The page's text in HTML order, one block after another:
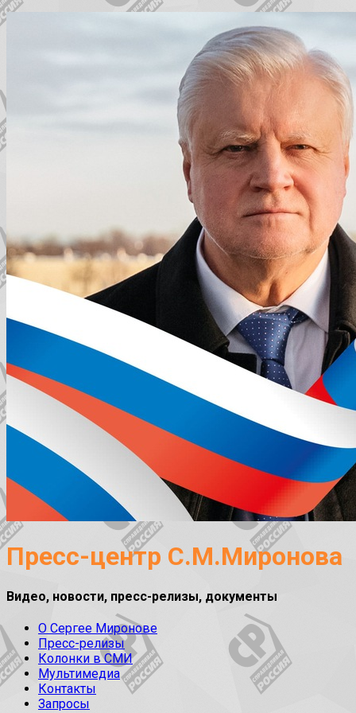
Пресс-центр С.М.Миронова
Видео, новости, пресс-релизы, документы
О Сергее Миронове
Пресс-релизы
Колонки в СМИ
Мультимедиа
Контакты
Запросы